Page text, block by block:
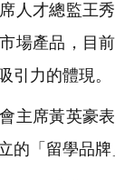
人才總監王
場產品，目
引力的體現。
主席黃英豪
的「留學品